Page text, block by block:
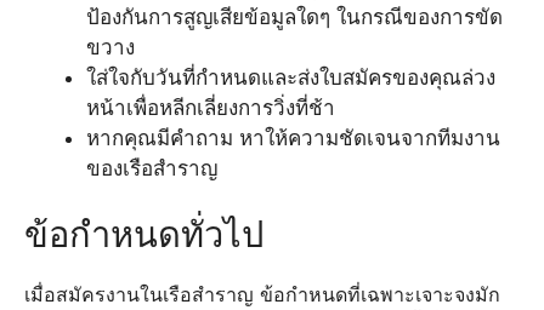
ป้องกันการสูญเสียข้อมูลใดๆ ในกรณีของการขัด
ขวาง
ใส่ใจกับวันที่กำหนดและส่งใบสมัครของคุณล่วง
หน้าเพื่อหลีกเลี่ยงการวิ่งที่ช้า
หากคุณมีคำถาม หาให้ความชัดเจนจากทีมงาน
ของเรือสำราญ
ข้อกำหนดทั่วไป
เมื่อสมัครงานในเรือสำราญ ข้อกำหนดที่เฉพาะเจาะจงมัก